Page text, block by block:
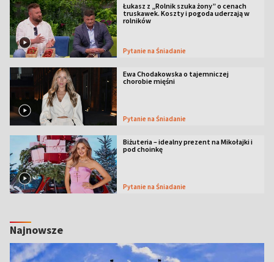
Łukasz z „Rolnik szuka żony” o cenach
truskawek. Koszty i pogoda uderzają w
rolników
Pytanie na Śniadanie
Ewa Chodakowska o tajemniczej
chorobie mięśni
Pytanie na Śniadanie
Biżuteria – idealny prezent na Mikołajki i
pod choinkę
Pytanie na Śniadanie
Najnowsze